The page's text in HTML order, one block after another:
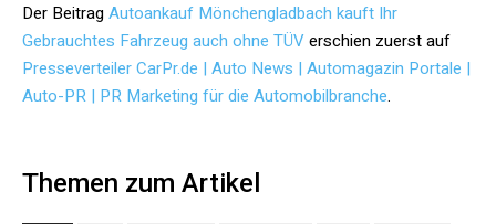
Der BeitragAutoankauf Mönchengladbach kauft Ihr
Gebrauchtes Fahrzeug auch ohne TÜVerschien zuerst auf
Presseverteiler CarPr.de | Auto News | Automagazin Portale |
Auto-PR | PR Marketing für die Automobilbranche.
Themen zum Artikel